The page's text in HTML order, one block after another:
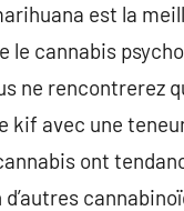
est la
le cannabis
ne rencontrerez
kif avec une
ont